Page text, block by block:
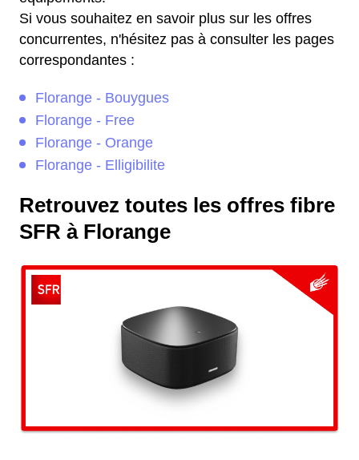
Si vous souhaitez en savoir plus sur les offres
concurrentes, n'hésitez pas à consulter les pages
correspondantes :
Florange - Bouygues
Florange - Free
Florange - Orange
Florange - Elligibilite
Retrouvez toutes les offres fibre
SFR à Florange